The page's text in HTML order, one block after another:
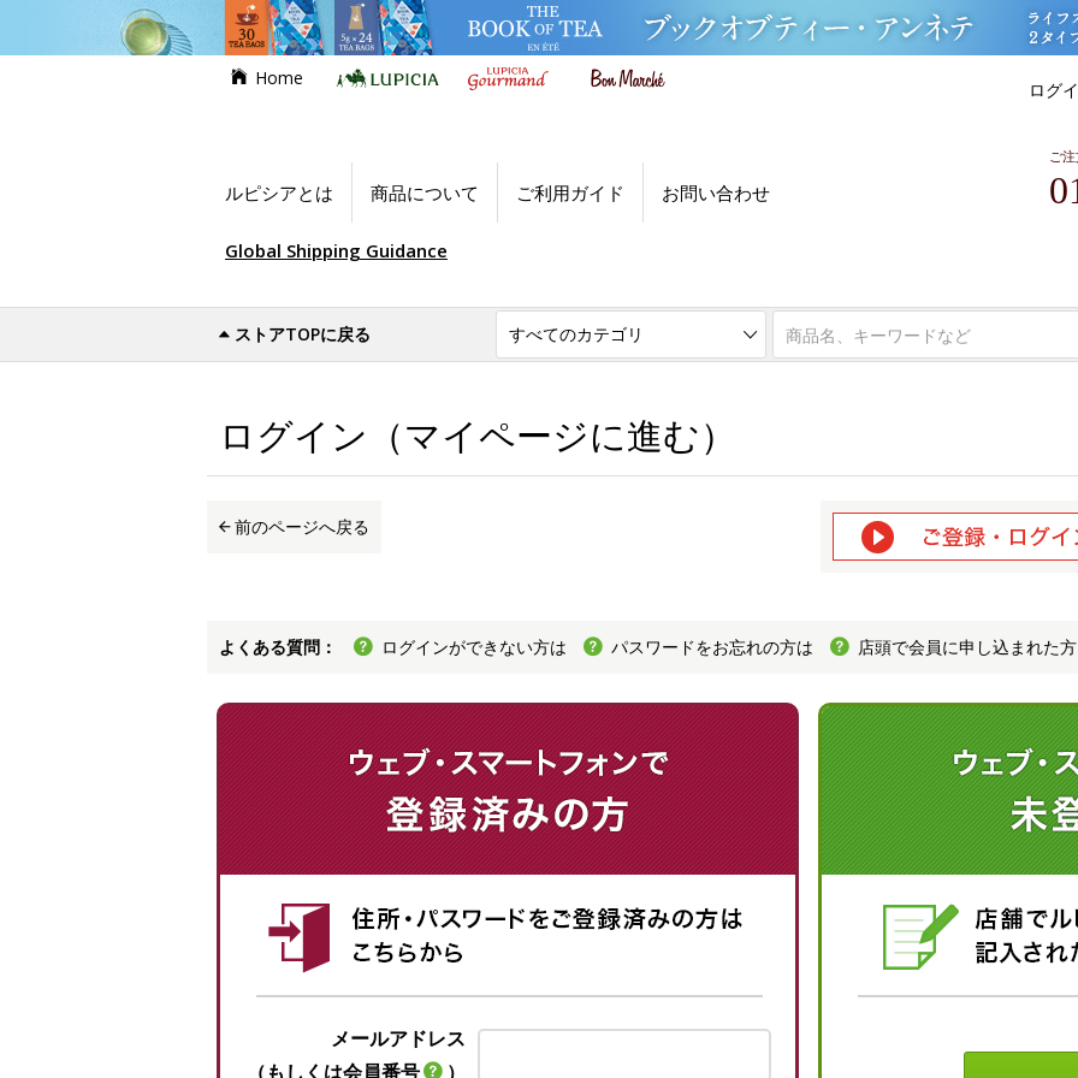
Home
ログ
ルピシアとは 商品について ご利用ガイド お問い合わせ
ご
Global Shipping Guidance
ストアTOPに戻る
世界のお茶専門店ルピシア ログイン（マイページに進む）
ログイン（マイページに進む）
前のページへ戻る
よくある質問： ログインができない方は パスワードをお忘れの方は 店頭で会員に申し込まれた
メールアドレス
（もしくは会員番号
）